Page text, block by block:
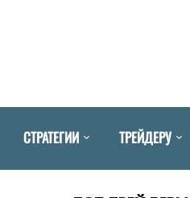
СТРАТЕГИИ ТРЕЙДЕРУ